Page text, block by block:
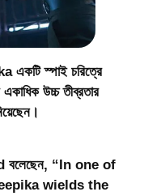
একটি স্পাই চরিত্রে
উচ্চ তীব্রতার
বলেছেন, “In one of
wields the